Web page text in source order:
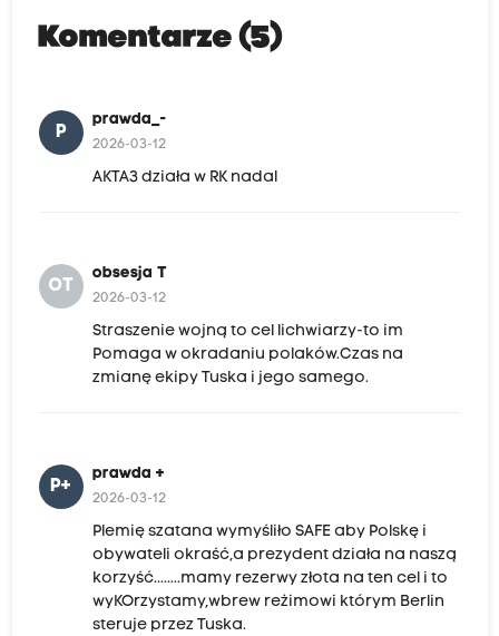
Komentarze (5)
P
prawda_-
2026-03-12
AKTA3 działa w RK nadal
OT
obsesja T
2026-03-12
Straszenie wojną to cel lichwiarzy-to im
Pomaga w okradaniu polaków.Czas na
zmianę ekipy Tuska i jego samego.
P+
prawda +
2026-03-12
Plemię szatana wymyśliło SAFE aby Polskę i
obywateli okraść,a prezydent działa na naszą
korzyść........mamy rezerwy złota na ten cel i to
wyKOrzystamy,wbrew reżimowi którym Berlin
steruje przez Tuska.